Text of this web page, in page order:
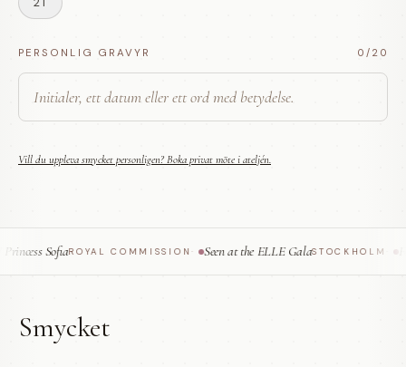
PERSONLIG GRAVYR 0 /20
Vill du uppleva smycket personligen? Boka privat möte i ateljén.
SofiaROYAL COMMISSION· Seen at the ELLE GalaSTOCKHOLM ·
Smycket